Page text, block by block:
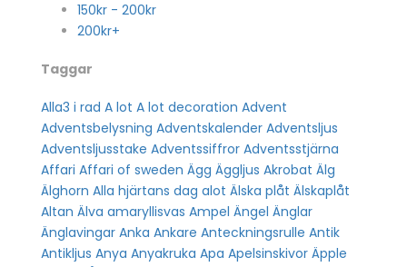
150kr - 200kr
200kr+
Taggar
Alla3 i rad A lot A lot decoration Advent
Adventsbelysning Adventskalender Adventsljus
Adventsljusstake Adventssiffror Adventsstjärna
Affari Affari of sweden Ägg Äggljus Akrobat Älg
Älghorn Alla hjärtans dag alot Älska plåt Älskaplåt
Altan Älva amaryllisvas Ampel Ängel Änglar
Änglavingar Anka Ankare Anteckningsrulle Antik
Antikljus Anya Anyakruka Apa Apelsinskivor Äpple